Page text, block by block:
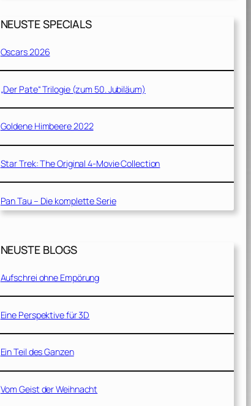
NEUSTE SPECIALS
Oscars 2026
„Der Pate“ Trilogie (zum 50. Jubiläum)
Goldene Himbeere 2022
Star Trek: The Original 4-Movie Collection
Pan Tau – Die komplette Serie
NEUSTE BLOGS
Aufschrei ohne Empörung
Eine Perspektive für 3D
Ein Teil des Ganzen
Vom Geist der Weihnacht